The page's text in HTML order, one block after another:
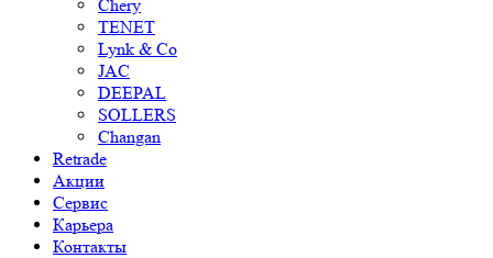
Chery
TENET
Lynk & Co
JAC
DEEPAL
SOLLERS
Changan
Retrade
Акции
Сервис
Карьера
Контакты